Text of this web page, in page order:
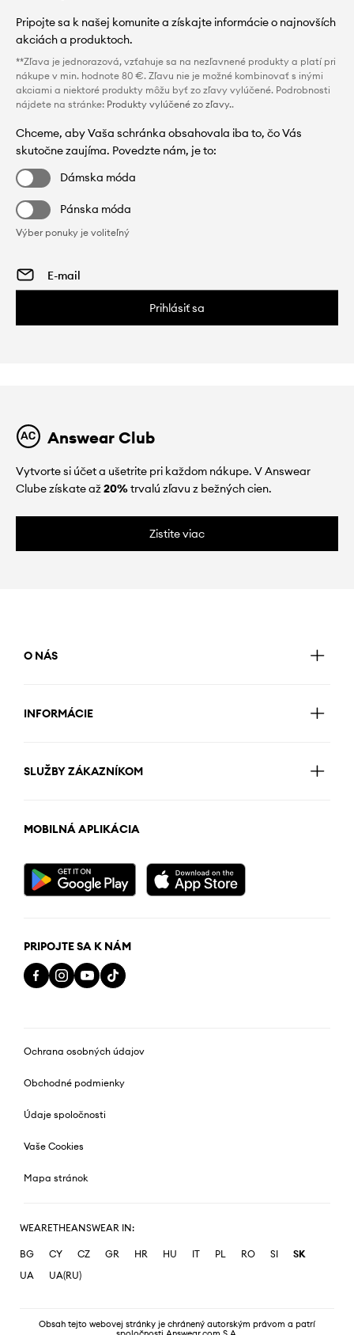
Pripojte sa k našej komunite a získajte informácie o najnovších
akciách a produktoch.
**Zľava je jednorazová, vzťahuje sa na nezľavnené produkty a platí pri
nákupe v min. hodnote 80 €. Zľavu nie je možné kombinovať s inými
akciami a niektoré produkty môžu byť zo zľavy vylúčené. Podrobnosti
nájdete na stránke: Produkty vylúčené zo zľavy..
Chceme, aby Vaša schránka obsahovala iba to, čo Vás
skutočne zaujíma. Povedzte nám, je to:
Dámska móda
Pánska móda
Výber ponuky je voliteľný
Prihlásiť sa
Answear Club
Vytvorte si účet a ušetrite pri každom nákupe. V Answear
Clube získate až20%trvalú zľavu z bežných cien.
Zistite viac
O NÁS
INFORMÁCIE
SLUŽBY ZÁKAZNÍKOM
MOBILNÁ APLIKÁCIA
PRIPOJTE SA K NÁM
Ochrana osobných údajov
Obchodné podmienky
Údaje spoločnosti
Vaše Cookies
Mapa stránok
WEARETHEANSWEAR IN:
BG CY CZ GR HR HU IT PL RO SI
SK
UA
UA(RU)
Obsah tejto webovej stránky je chránený autorským právom a patrí